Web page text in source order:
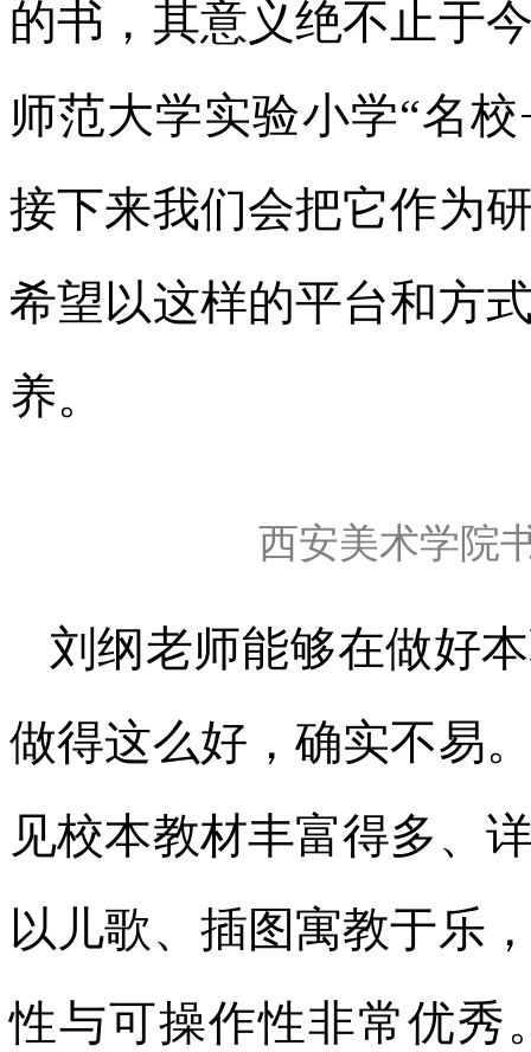
的书，其意义绝不止于
师范大学实验小学“名
接下来我们会把它作为
希望以这样的平台和方
养。
西安美术学院
刘纲老师能够在做好
做得这么好，确实不易
见校本教材丰富得多、
以儿歌、插图寓教于乐
性与可操作性非常优秀